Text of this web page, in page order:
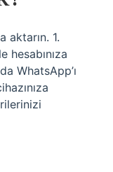
aktarın. 1.
hesabınıza
WhatsApp’ı